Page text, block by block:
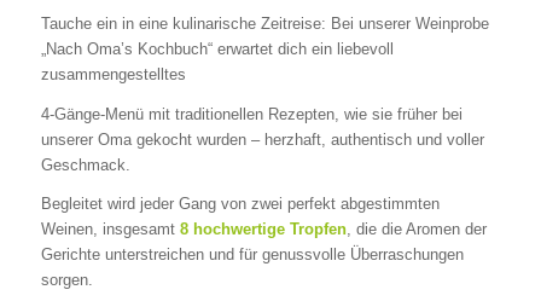
Tauche ein in eine kulinarische Zeitreise: Bei unserer Weinprobe
„Nach Oma’s Kochbuch“ erwartet dich ein liebevoll
zusammengestelltes
4-Gänge-Menü mit traditionellen Rezepten, wie sie früher bei
unserer Oma gekocht wurden – herzhaft, authentisch und voller
Geschmack.
Begleitet wird jeder Gang von zwei perfekt abgestimmten
Weinen, insgesamt 8 hochwertige Tropfen, die die Aromen der
Gerichte unterstreichen und für genussvolle Überraschungen
sorgen.